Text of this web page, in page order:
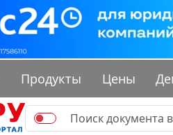
Продукты Цены